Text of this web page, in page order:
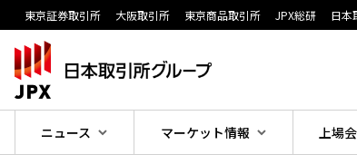
東京証券取引所 大阪取引所 東京商品取引所 JPX総研 日本
ニュース マーケット情報 上場